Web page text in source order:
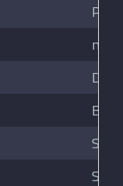
DAL